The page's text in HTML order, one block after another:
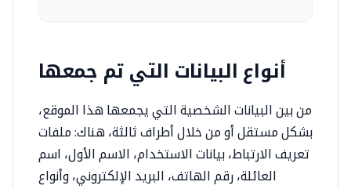
أنواع البيانات التي تم جمعها
من بين البيانات الشخصية التي يجمعها هذا الموقع،
بشكل مستقل أو من خلال أطراف ثالثة، هناك: ملفات
تعريف الارتباط، بيانات الاستخدام، الاسم الأول، اسم
العائلة، رقم الهاتف، البريد الإلكتروني، وأنواع